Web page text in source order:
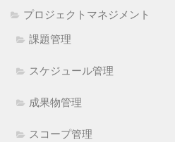
プロジェクトマネジメント
課題管理
スケジュール管理
成果物管理
スコープ管理